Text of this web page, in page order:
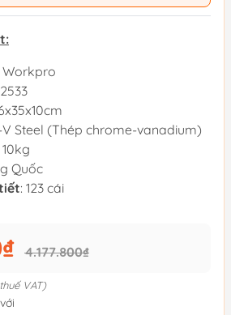
Workpro
V Steel (Thép chrome-vanadium)
10kg
Quốc
: 123 cái
4.177.800₫
VAT)